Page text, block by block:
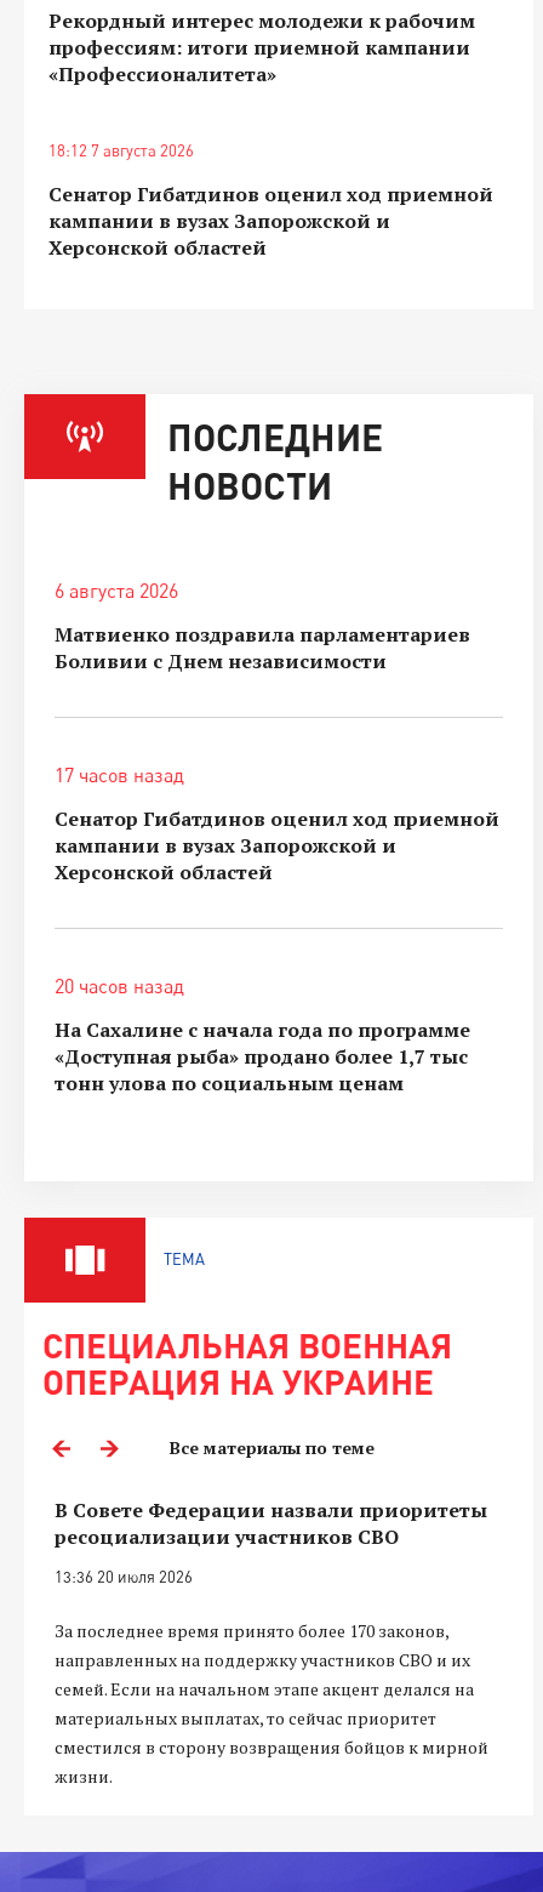
Рекордный интерес молодежи к рабочим
профессиям: итоги приемной кампании
«Профессионалитета»
18:12 7 августа 2026
Сенатор Гибатдинов оценил ход приемной
кампании в вузах Запорожской и
Херсонской областей
ПОСЛЕДНИЕ
НОВОСТИ
6 августа 2026
Матвиенко поздравила парламентариев
Боливии с Днем независимости
17 часов назад
Сенатор Гибатдинов оценил ход приемной
кампании в вузах Запорожской и
Херсонской областей
20 часов назад
На Сахалине с начала года по программе
«Доступная рыба» продано более 1,7 тыс
тонн улова по социальным ценам
ТЕМА
СПЕЦИАЛЬНАЯ ВОЕННАЯ
ОПЕРАЦИЯ НА УКРАИНЕ
Все материалы по теме
В Совете Федерации назвали приоритеты
ресоциализации участников СВО
13:36 20 июля 2026
За последнее время принято более 170 законов,
направленных на поддержку участников СВО и их
семей. Если на начальном этапе акцент делался на
материальных выплатах, то сейчас приоритет
сместился в сторону возвращения бойцов к мирной
жизни.